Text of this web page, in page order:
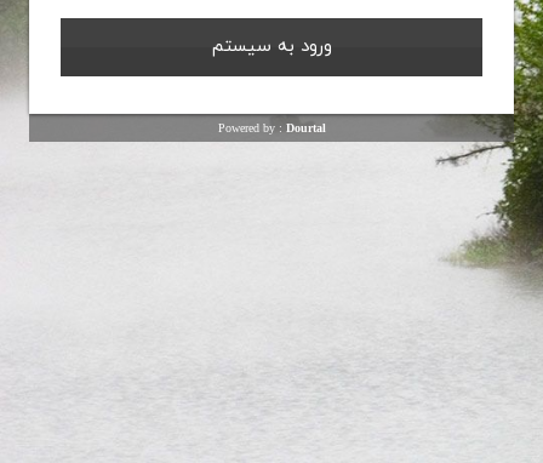
Powered by : Dourtal